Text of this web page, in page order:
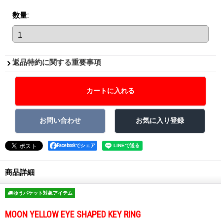
数量:
返品特約に関する重要事項
Facebookでシェア
商品詳細
ゆうパケット対象アイテム
MOON YELLOW EYE SHAPED KEY RING